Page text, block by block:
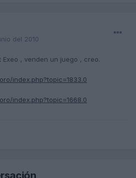
del 2010
, venden un juego , creo.
index.php?topic=1833.0
index.php?topic=1668.0